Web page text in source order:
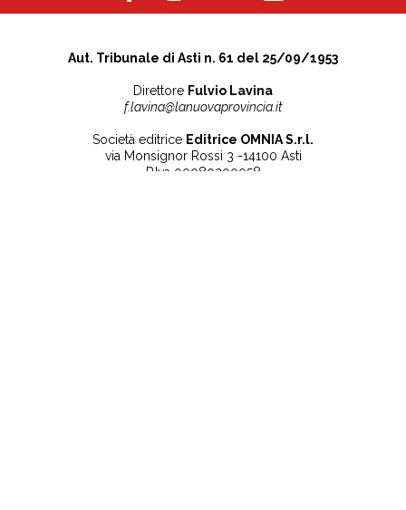
Aut. Tribunale di Asti n. 61 del 25/09/1953
Direttore Fulvio Lavina
f.lavina@lanuovaprovincia.it
Società editrice Editrice OMNIA S.r.l.
via Monsignor Rossi 3 -14100 Asti
P.Iva 00080200058